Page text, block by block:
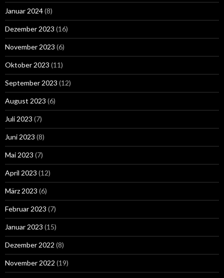
Januar 2024(8)
Dezember 2023 (16)
November 2023 (6)
Oktober 2023 (11)
September 2023 (12)
August 2023 (6)
Juli 2023 (7)
Juni 2023 (8)
Mai 2023 (7)
April 2023 (12)
März 2023 (6)
Februar 2023 (7)
Januar 2023 (15)
Dezember 2022 (8)
November 2022 (19)